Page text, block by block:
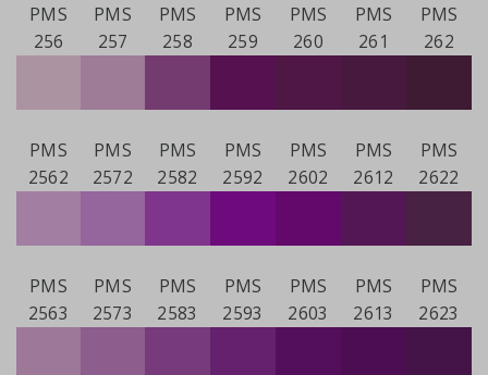
PMS
256
PMS
257
PMS
258
PMS
259
PMS
260
PMS
261
PMS
262
PMS
2562
PMS
2572
PMS
2582
PMS
2592
PMS
2602
PMS
2612
PMS
2622
PMS
2563
PMS
2573
PMS
2583
PMS
2593
PMS
2603
PMS
2613
PMS
2623